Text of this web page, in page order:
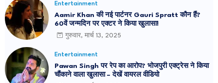
Entertainment
Aamir Khan की नई पार्टनर Gauri Spratt कौन हैं?
60वें जन्मदिन पर एक्टर ने किया खुलासा!
गुरुवार, मार्च 13, 2025
Entertainment
Pawan Singh पर रेप का आरोप? भोजपुरी एक्ट्रेस ने किया
चौंकाने वाला खुलासा – देखें वायरल वीडियो